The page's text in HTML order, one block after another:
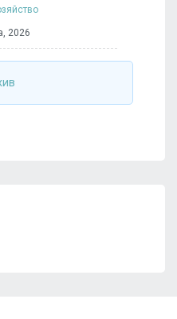
2026